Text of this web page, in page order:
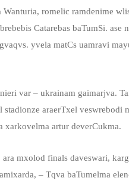
romelic ramdenime
Catarebas baTumSi. ase
yvela matCs uamravi
var – ukrainam gaimarjva.
araerTxel veswrebodi
xarkovelma artur deverCukma.
mxolod finals daveswari,
– Tqva baTumelma